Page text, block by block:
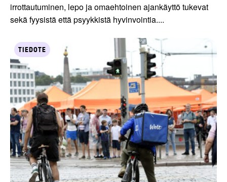
irrottautuminen, lepo ja omaehtoinen ajankäyttö tukevat
sekä fyysistä että psyykkistä hyvinvointia....
TIEDOTE